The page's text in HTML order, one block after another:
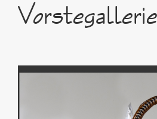
Vorstegallerie